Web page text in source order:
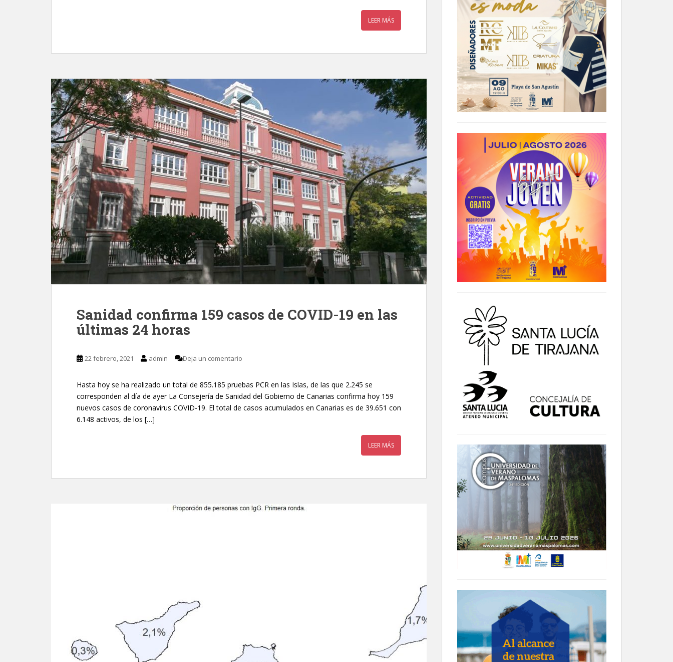
LEER MÁS
Sanidad confirma 159 casos de COVID-19 en las
últimas 24 horas
22 febrero, 2021 admin Deja un comentario
Hasta hoy se ha realizado un total de 855.185 pruebas PCR en las Islas, de las que 2.245 se
corresponden al día de ayer La Consejería de Sanidad del Gobierno de Canarias confirma hoy 159
nuevos casos de coronavirus COVID-19. El total de casos acumulados en Canarias es de 39.651 con
6.148 activos, de los […]
LEER MÁS